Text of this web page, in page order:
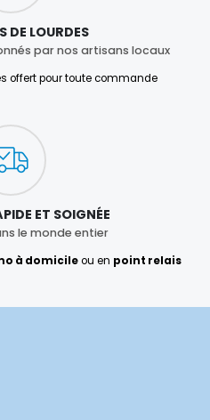
DE LOURDES
par nos artisans locaux
offert pour toute commande
ET SOIGNÉE
le monde entier
à domicileou en point relais